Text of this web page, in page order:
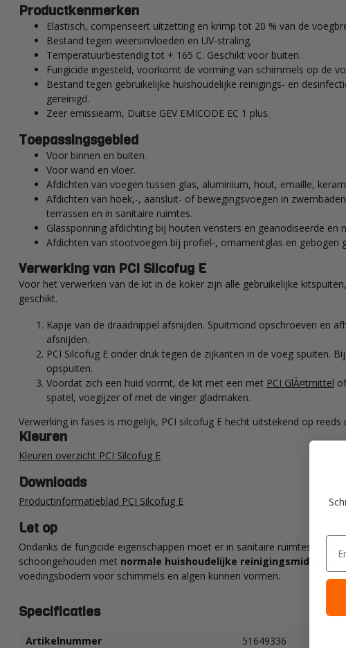
Productkenmerken
Elastisch, compenseert uitzetting en krimp tot 20 % van de
Bestand tegen weersinvloeden en UV-straling.
Temperatuurbestendig tot + 165 C. Geschikt voor buiten.
Fungicide ingesteld, voorkomt de vorming van schimmels op de
Bestand tegen gebruikelijke huishoudelijke reinigings- en
gereinigd.
Zeer emissiearm, Duitse GEV EMICODE EC 1 plus.
Toepassingsgebied
Voor binnen en buiten.
Voor wand en vloer.
Afdichten van voegen tussen glas, aluminium, hout, emaille,
Afdichten van hoek,-, aansluit- of bewegingsvoegen in
terrassen en in sanitaire ruimtes.
Glassponning afdichting bij houten vensters en geanodiseerde en
Afdichten van stootvoegen bij profiel-, ornamentglas en gebogen
Verwerking van PCI Silcofug E
Voor het verwerken van de kit in de koker zijn alle gebruikelijke
geschikt.
Kapje van de draadnippel afsnijden. Spuitmond opschroeven en
afsnijden.
PCI Silcofug E onder druk tegen de zijkanten in de voeg spuiten.
opspuiten.
Voordat zich een huid vormt, de kit met een met PCI GlÃ¤tmittel
spatel, voegijzer of met de vinger gladmaken.
Verwerking in fases is mogelijk, PCI silcofug E hecht uitstekend op reeds
Kleuren
Kleuren overzicht PCI Silcofug E
Downloads
Productinformatieblad PCI Silcofug E
Let op
Ondanks de fungicide eigenschappen moet er in sanitaire ruimtes op
schoongehouden met normale huishoudelijke reinigingsmiddelen
,
voedingsbodem voor schimmels en algen kunnen vormen.
Specificaties
Artikelnummer 51649336
Email